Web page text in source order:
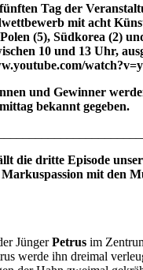
Tag der
mit acht
(5), Südkorea (2)
10 und 13 Uhr,
und Gewinner
bekannt gegeben.
die dritte Episode
mit den
JüngerPetrus im
werde ihn dreimal